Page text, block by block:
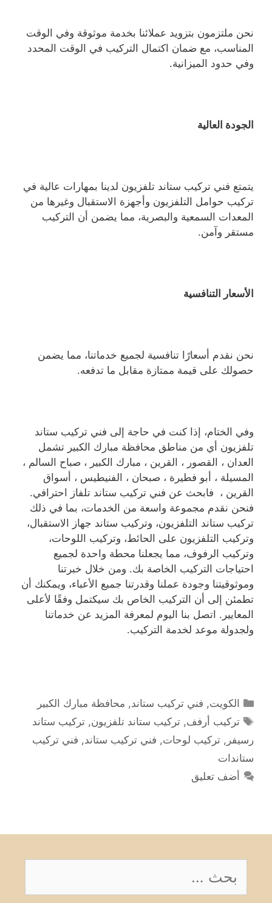
نحن ملتزمون بتزويد عملائنا بخدمة موثوقة وفي الوقت
المناسب، مع ضمان اكتمال التركيب في الوقت المحدد
وفي حدود الميزانية.
الجودة العالية
يتمتع فني تركيب ستاند تلفزيون لدينا بمهارات عالية في
تركيب حوامل التلفزيون وأجهزة الاستقبال وغيرها من
المعدات السمعية والبصرية، مما يضمن أن التركيب
مستقر وآمن.
الأسعار التنافسية
نحن نقدم أسعارًا تنافسية لجميع خدماتنا، مما يضمن
حصولك على قيمة ممتازة مقابل ما تدفعه.
وفي الختام، إذا كنت في حاجة إلى فني تركيب ستاند
تلفزيون أي من مناطق محافظة مبارك الكبير تشمل
العدان ، القصور ، القرين ، مبارك الكبير ، صباح السالم ،
المسيلة ، أبو فطيرة ، صبحان ، الفنيطيس ، أسواق
القرين ، فابحث عن فني تركيب ستاند تلفاز احترافي.
فنحن نقدم مجموعة واسعة من الخدمات، بما في ذلك
تركيب ستاند التلفزيون، وتركيب ستاند جهاز الاستقبال،
وتركيب التلفزيون على الحائط، وتركيب اللوحات،
وتركيب الرفوف، مما يجعلنا محطة واحدة لجميع
احتياجات التركيب الخاصة بك. ومن خلال خبرتنا
وموثوقيتنا وجودة عملنا وقدرتنا جميع الأعباء، ويمكنك أن
تطمئن إلى أن التركيب الخاص بك سيكتمل وفقًا لأعلى
المعايير. اتصل بنا اليوم لمعرفة المزيد عن خدماتنا
ولجدولة موعد لخدمة التركيب.
التصنيفات
الكويت, فني تركيب ستاند, محافظة مبارك الكبير
الوسوم
تركيب أرفف,تركيب ستاند تلفزيون,تركيب ستاند
رسيفر , تركيب لوحات, فني تركيب ستاند, فني تركيب
ستاندات
أضف تعليق
البحث
عن: